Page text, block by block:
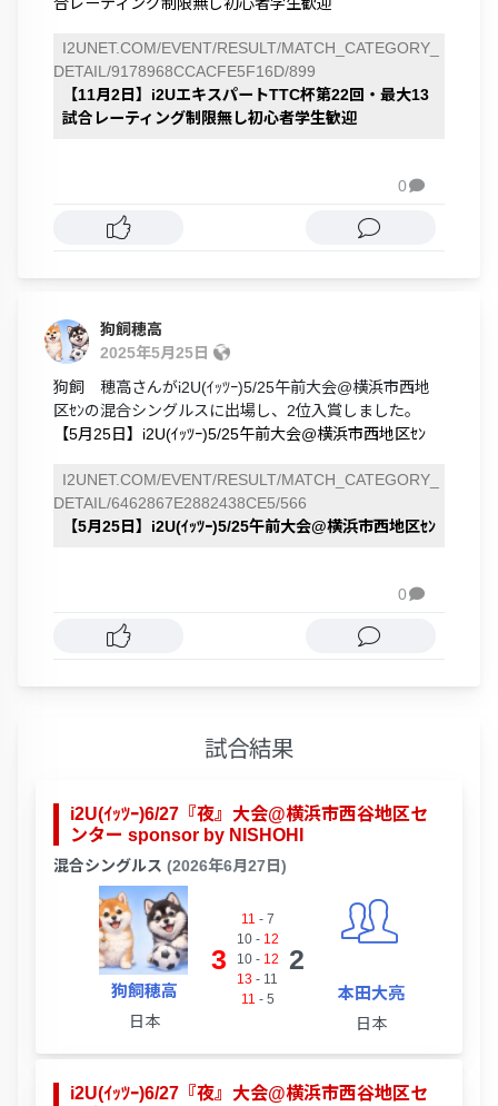
I2UNET.COM/EVENT/RESULT/MATCH_CATEGORY_
DETAIL/9178968CCACFE5F16D/899
【11月2日】i2UエキスパートTTC杯第22回・最大13
試合レーティング制限無し初心者学生歓迎
0
狗飼穂高
2025年5月25日
狗飼 穂高さんがi2U(ｲｯﾂｰ)5/25午前大会@横浜市西地
区ｾﾝの混合シングルスに出場し、2位入賞しました。
【5月25日】i2U(ｲｯﾂｰ)5/25午前大会@横浜市西地区ｾﾝ
I2UNET.COM/EVENT/RESULT/MATCH_CATEGORY_
DETAIL/6462867E2882438CE5/566
【5月25日】i2U(ｲｯﾂｰ)5/25午前大会@横浜市西地区ｾﾝ
0
試合結果
i2U(ｲｯﾂｰ)6/27『夜』大会@横浜市西谷地区セ
ンター sponsor by NISHOHI
混合シングルス (2026年6月27日)
狗飼穂高
日本
3
11 - 7
10- 12
10- 12
13 - 11
11 - 5
2
本田大亮
日本
i2U(ｲｯﾂｰ)6/27『夜』大会@横浜市西谷地区セ